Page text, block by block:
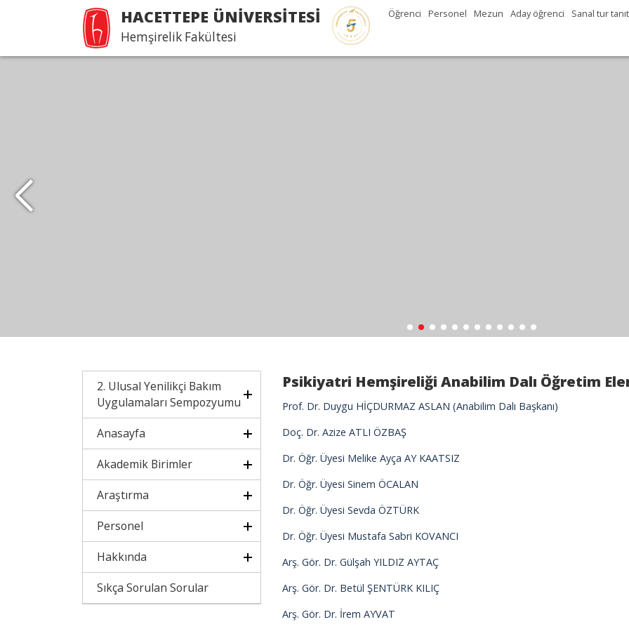
HACETTEPE ÜNİVERSİTESİ
Hemşirelik Fakültesi
Öğrenci Personel Mezun Aday öğrenci Sanal tur
2. Ulusal Yenilikçi Bakım
Uygulamaları Sempozyumu
Anasayfa
Akademik Birimler
Araştırma
Personel
Hakkında
Sıkça Sorulan Sorular
Psikiyatri Hemşireliği Anabilim Dalı Öğretim
Prof. Dr. Duygu HİÇDURMAZ ASLAN (Anabilim Dalı Başkanı)
Doç. Dr. Azize ATLI ÖZBAŞ
Dr. Öğr. Üyesi Melike Ayça AY KAATSIZ
Dr. Öğr. Üyesi Sinem ÖCALAN
Dr. Öğr. Üyesi Sevda ÖZTÜRK
Dr. Öğr. Üyesi Mustafa Sabri KOVANCI
Arş. Gör. Dr. Gülşah YILDIZ AYTAÇ
Arş. Gör. Dr. Betül ŞENTÜRK KILIÇ
Arş. Gör. Dr. İrem AYVAT